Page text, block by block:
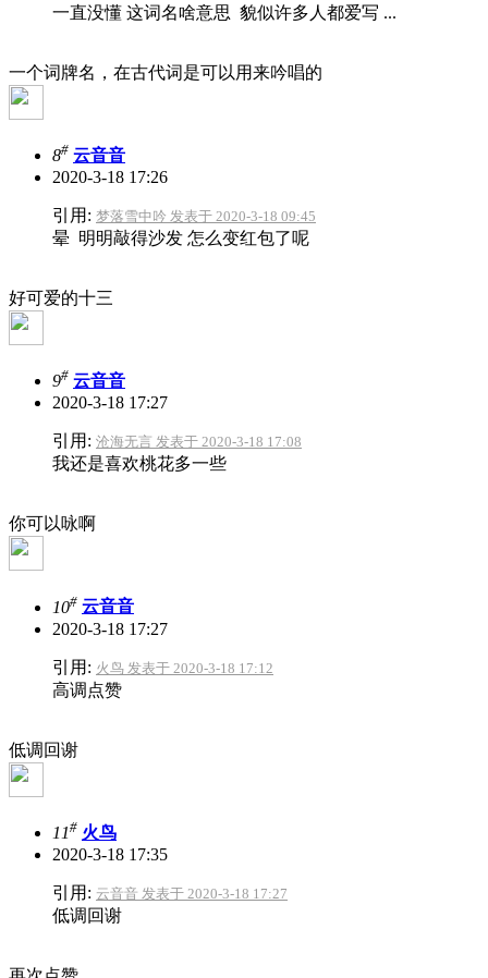
一直没懂 这词名啥意思 貌似许多人都爱写 ...
一个词牌名，在古代词是可以用来吟唱的
8# 云音音
2020-3-18 17:26
引用: 梦落雪中吟 发表于 2020-3-18 09:45
晕 明明敲得沙发 怎么变红包了呢
好可爱的十三
9# 云音音
2020-3-18 17:27
引用: 沧海无言 发表于 2020-3-18 17:08
我还是喜欢桃花多一些
你可以咏啊
10# 云音音
2020-3-18 17:27
引用: 火鸟 发表于 2020-3-18 17:12
高调点赞
低调回谢
11# 火鸟
2020-3-18 17:35
引用: 云音音 发表于 2020-3-18 17:27
低调回谢